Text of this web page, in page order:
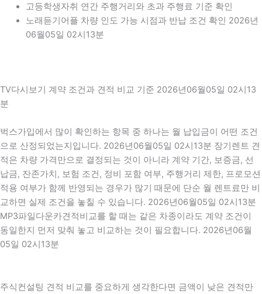
고등학생자취 연간 주행거리와 초과 주행료 기준 확인
노래듣기어플 차량 인도 가능 시점과 반납 조건 확인 2026년
06월05일 02시13분
TV다시보기 계약 조건과 견적 비교 기준 2026년06월05일 02시13
분
벅스가입에서 많이 확인하는 항목 중 하나는 월 납입금이 어떤 조건
으로 산정되었는지입니다. 2026년06월05일 02시13분 장기렌트 견
적은 차량 가격만으로 결정되는 것이 아니라 계약 기간, 보증금, 선
납금, 잔존가치, 보험 조건, 정비 포함 여부, 주행거리 제한, 프로모션
적용 여부가 함께 반영되는 경우가 많기 때문에 단순 월 렌트료만 비
교하면 실제 조건을 놓칠 수 있습니다. 2026년06월05일 02시13분
MP3파일다운카견적비교를 할 때는 같은 차종이라도 계약 조건이
동일한지 먼저 맞춰 놓고 비교하는 것이 필요합니다. 2026년06월
05일 02시13분
주식컨설팅 견적 비교를 중요하게 생각한다면 금액이 낮은 견적만